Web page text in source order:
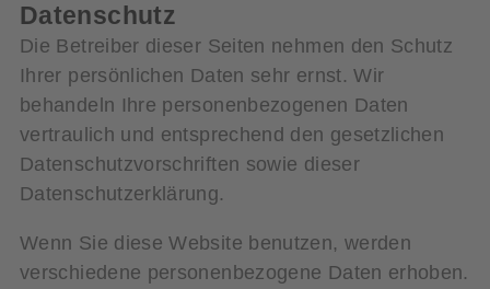
Datenschutz
Die Betreiber dieser Seiten nehmen den Schutz
Ihrer persönlichen Daten sehr ernst. Wir
behandeln Ihre personenbezogenen Daten
vertraulich und entsprechend den gesetzlichen
Datenschutzvorschriften sowie dieser
Datenschutzerklärung.
Wenn Sie diese Website benutzen, werden
verschiedene personenbezogene Daten erhoben.